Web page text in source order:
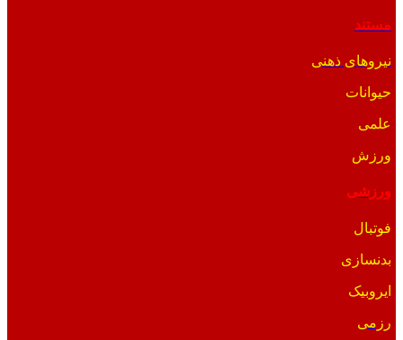
مستند
نیروهای ذهنی
حیوانات
علمی
ورزش
ورزشی
فوتبال
بدنسازی
ایروبیک
رزمی